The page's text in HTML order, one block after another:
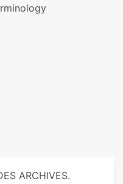
ARCHIVES.